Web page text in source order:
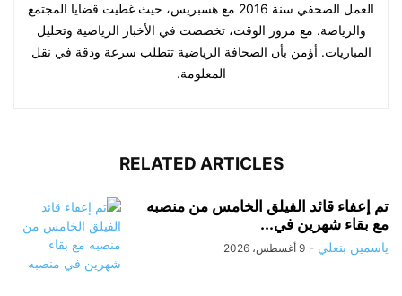
العمل الصحفي سنة 2016 مع هسبريس، حيث غطيت قضايا المجتمع
والرياضة. مع مرور الوقت، تخصصت في الأخبار الرياضية وتحليل
المباريات. أؤمن بأن الصحافة الرياضية تتطلب سرعة ودقة في نقل
المعلومة.
RELATED ARTICLES
تم إعفاء قائد الفيلق الخامس من منصبه
مع بقاء شهرين في...
ياسمين بنعلي - 9 أغسطس، 2026